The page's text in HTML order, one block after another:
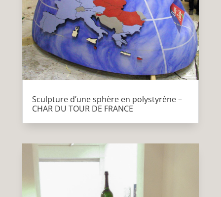
Sculpture d’une sphère en polystyrène –
CHAR DU TOUR DE FRANCE